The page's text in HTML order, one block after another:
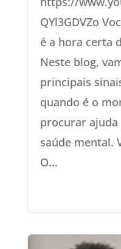
QYl3GDVZo
é a hora certa
Neste blog,
principais
quando é o
procurar
saúde mental.
O...